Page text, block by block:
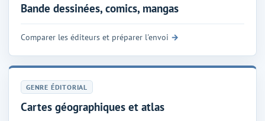
Bande dessinées, comics, mangas
Comparer les éditeurs et préparer l'envoi
GENRE ÉDITORIAL
Cartes géographiques et atlas